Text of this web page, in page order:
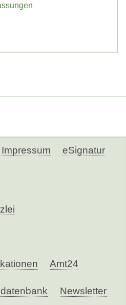
Impressum eSignatur
Amt24
Newsletter